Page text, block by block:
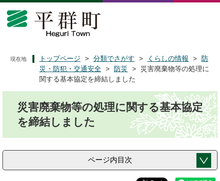
ペ
メ
現在地 トップページ > 分類でさがす > くらしの情報 >
防
災・防犯・交通安全 > 防災 >
災害廃棄物等の処理に
関する基本協定を締結しました
災害廃棄物等の処理に関する基本協定
を締結しました
ページ内目次